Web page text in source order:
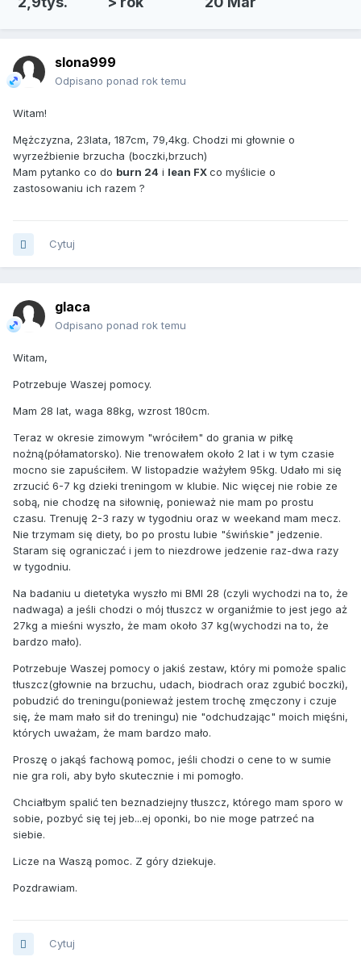
slona999
Odpisano ponad rok temu
Witam!
Mężczyzna, 23lata, 187cm, 79,4kg. Chodzi mi głownie o
wyrzeźbienie brzucha (boczki,brzuch)
Mam pytanko co do burn 24 i lean FXco myślicie o
zastosowaniu ich razem ?
Cytuj
glaca
Odpisano ponad rok temu
Witam,
Potrzebuje Waszej pomocy.
Mam 28 lat, waga 88kg, wzrost 180cm.
Teraz w okresie zimowym "wróciłem" do grania w piłkę
nożną(półamatorsko). Nie trenowałem około 2 lat i w tym czasie
mocno sie zapuściłem. W listopadzie ważyłem 95kg. Udało mi się
zrzucić 6-7 kg dzieki treningom w klubie. Nic więcej nie robie ze
sobą, nie chodzę na siłownię, ponieważ nie mam po prostu
czasu. Trenuję 2-3 razy w tygodniu oraz w weekand mam mecz.
Nie trzymam się diety, bo po prostu lubie "świńskie" jedzenie.
Staram się ograniczać i jem to niezdrowe jedzenie raz-dwa razy
w tygodniu.
Na badaniu u dietetyka wyszło mi BMI 28 (czyli wychodzi na to, że
nadwaga) a jeśli chodzi o mój tłuszcz w organiźmie to jest jego aż
27kg a mieśni wyszło, że mam około 37 kg(wychodzi na to, że
bardzo mało).
Potrzebuje Waszej pomocy o jakiś zestaw, który mi pomoże spalic
tłuszcz(głownie na brzuchu, udach, biodrach oraz zgubić boczki),
pobudzić do treningu(ponieważ jestem trochę zmęczony i czuje
się, że mam mało sił do treningu) nie "odchudzając" moich mięśni,
których uważam, że mam bardzo mało.
Proszę o jakąś fachową pomoc, jeśli chodzi o cene to w sumie
nie gra roli, aby było skutecznie i mi pomogło.
Chciałbym spalić ten beznadziejny tłuszcz, którego mam sporo w
sobie, pozbyć się tej jeb...ej oponki, bo nie moge patrzeć na
siebie.
Licze na Waszą pomoc. Z góry dziekuje.
Pozdrawiam.
Cytuj